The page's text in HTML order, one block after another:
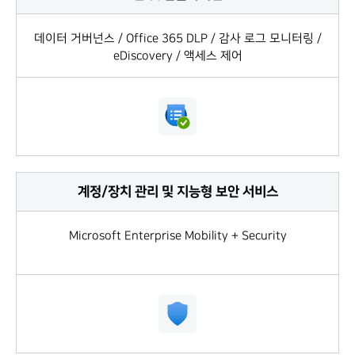
데이터 거버넌스 / Office 365 DLP / 감사 로그 모니터링 /
eDiscovery / 액세스 제어
계정/장치 관리 및 지능형 보안 서비스
Microsoft Enterprise Mobility + Security